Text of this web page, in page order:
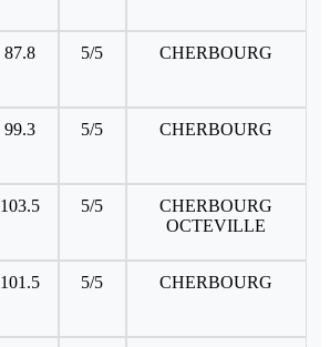
87.8 5/5 CHERBOURG
99.3 5/5 CHERBOURG
103.5 5/5
CHERBOURG
OCTEVILLE
101.5 5/5 CHERBOURG